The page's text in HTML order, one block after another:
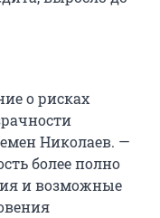
о рисках
Николаев. —
более полно
и возможные